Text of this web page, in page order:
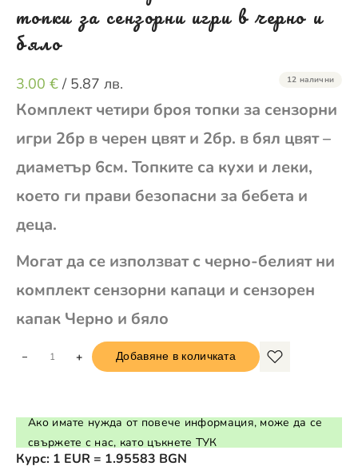
топки за сензорни игри в черно и
бяло
3.00 €/ 5.87 лв. 12 налични
Комплект четири броя топки за сензорни
игри 2бр в черен цвят и 2бр. в бял цвят –
диаметър 6см. Топките са кухи и леки,
което ги прави безопасни за бебета и
деца.
Могат да се използват с черно-белият ни
комплект сензорни капаци и сензорен
капак Черно и бяло
+ Добавяне в количката
Ако имате нужда от повече информация, може да се
свържете с нас, като цъкнете ТУК
Курс: 1 EUR = 1.95583 BGN